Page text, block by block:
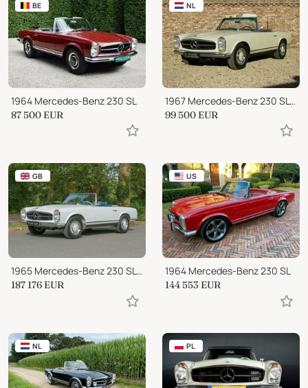
BE
1964 Mercedes-Benz 230 SL
87 500 EUR
NL
1967 Mercedes-Benz 230 SL Pagode, Second owner
99 500 EUR
GB
1965 Mercedes-Benz 230 SL Pagoda
187 176 EUR
US
1964 Mercedes-Benz 230 SL
144 553 EUR
NL PL